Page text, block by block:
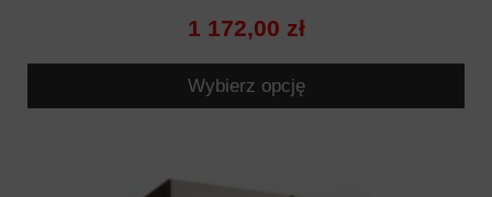
1 172,00 zł
Wybierz opcję